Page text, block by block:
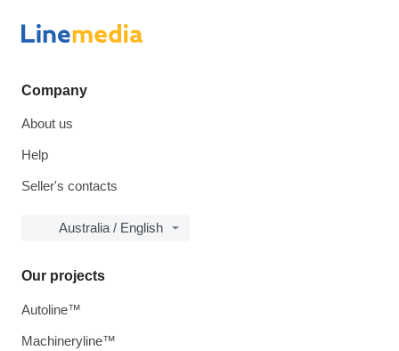
Company
About us
Help
Seller's contacts
Australia / English
Our projects
Autoline™
Machineryline™